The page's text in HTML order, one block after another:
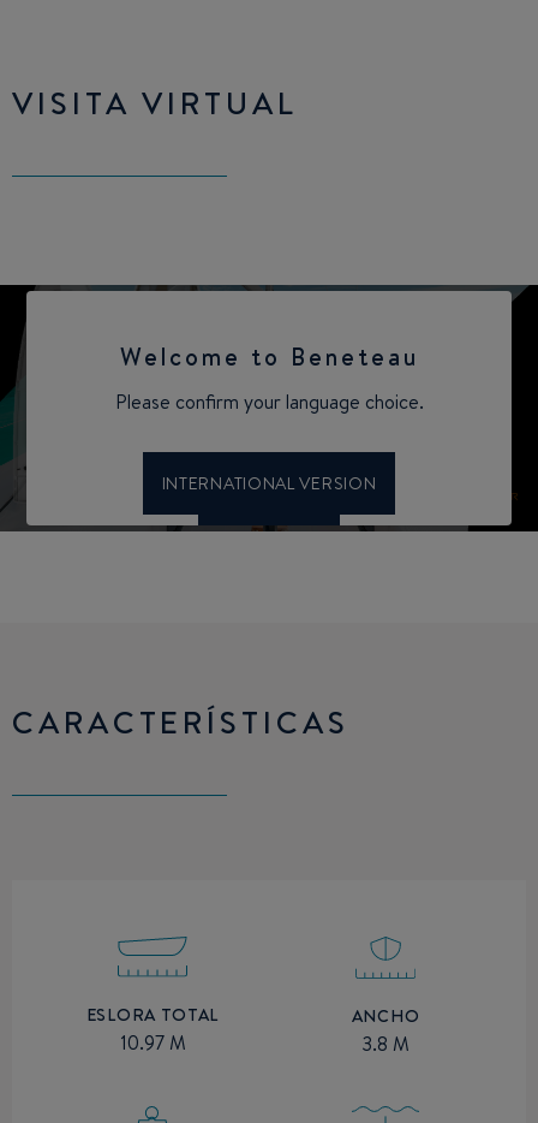
VISITA VIRTUAL
CARACTERÍSTICAS
ESLORA TOTAL
10.97 M
ANCHO
3.8 M